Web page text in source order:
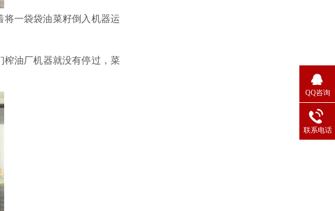
一袋袋油菜籽倒入机器运
油厂机器就没有停过，菜
QQ咨询
联系电话